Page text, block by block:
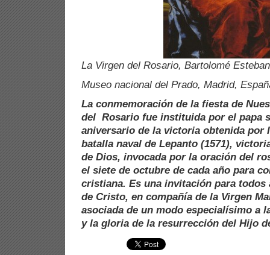
La Virgen del Rosario, Bartolomé
Museo nacional del Prado, Madrid,
La conmemoración de la fiesta de
del Rosario fue instituida por el papa
aniversario de la victoria obtenida por
batalla naval de Lepanto (1571),
de Dios, invocada por la oración del
el siete de octubre de cada año para
cristiana. Es una invitación para
de Cristo, en compañía de la Virgen
asociada de un modo especialísimo a
y la gloria de la resurrección del Hijo